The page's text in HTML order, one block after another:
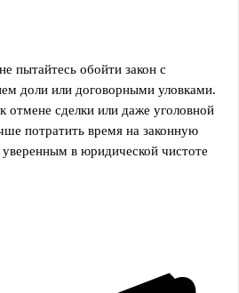
пытайтесь обойти закон с
доли или договорными уловками.
отмене сделки или даже уголовной
потратить время на законную
в юридической чистоте